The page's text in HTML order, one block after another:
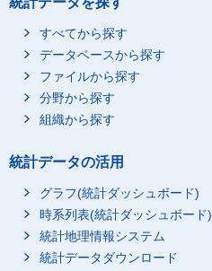
すべてから探す
データベースから探す
ファイルから探す
分野から探す
組織から探す
統計データの活用
グラフ(統計ダッシュボード)
時系列表(統計ダッシュボード)
統計地理情報システム
統計データダウンロード